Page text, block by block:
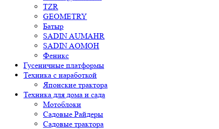
TZR
GEOMETRY
Батыр
SADIN AUMAHR
SADIN AOMOH
Феникс
Гусеничные платформы
Техника с наработкой
Японские трактора
Техника для дома и сада
Мотоблоки
Садовые Райдеры
Садовые трактора